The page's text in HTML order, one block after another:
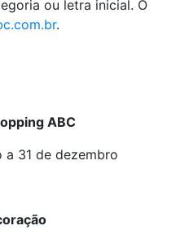
ou letra inicial. O
.
ABC
31 de dezembro